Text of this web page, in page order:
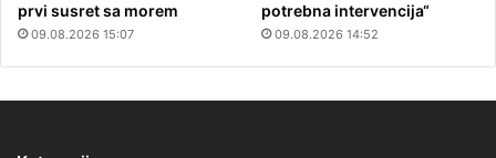
prvi susret sa morem
09.08.2026 15:07
potrebna intervencija“
09.08.2026 14:52